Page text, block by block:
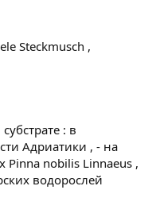
Steckmusch ,
: в
Адриатики , - на
nobilis Linnaeus ,
водорослей